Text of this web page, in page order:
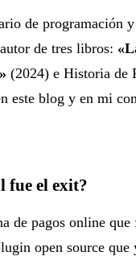
de programación
de tres libros:
(2024) e Historia de
este blog y en mi
fue el exit?
de pagos online que
open source que